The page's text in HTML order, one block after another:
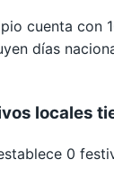
cuenta con
días
locales
0